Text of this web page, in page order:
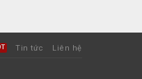
Tin tức Liên hệ